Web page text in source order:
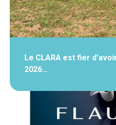
Le CLARA est fier
2026…